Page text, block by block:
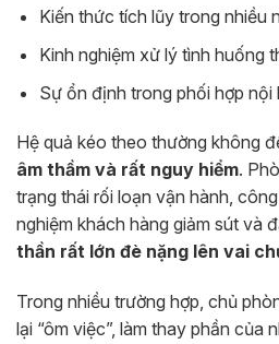
Kiến thức tích lũy trong nhiều
Kinh nghiệm xử lý tình huống
Sự ổn định trong phối hợp nội
Hệ quả kéo theo thường không
âm thầm và rất nguy hiểm.
trạng thái rối loạn vận hành,
nghiệm khách hàng giảm sút và
thần rất lớn đè nặng lên vai
Trong nhiều trường hợp, chủ
lại “ôm việc”, làm thay phần của